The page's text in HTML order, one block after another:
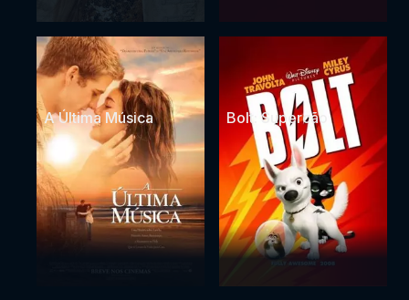
A Última Música Bolt: Supercão